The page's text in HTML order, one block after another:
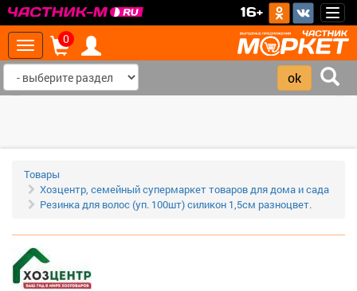
16+
Toggle
navigation
0
Товары
Хозцентр, семейный супермаркет товаров для дома и сада
Резинка для волос (уп. 100шт) силикон 1,5см разноцвет.
‹ ›